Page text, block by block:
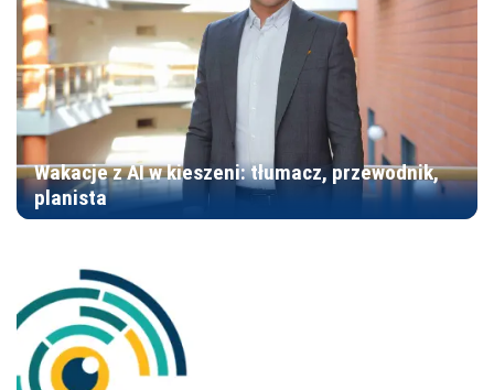
Wakacje z AI w kieszeni: tłumacz, przewodnik,
planista